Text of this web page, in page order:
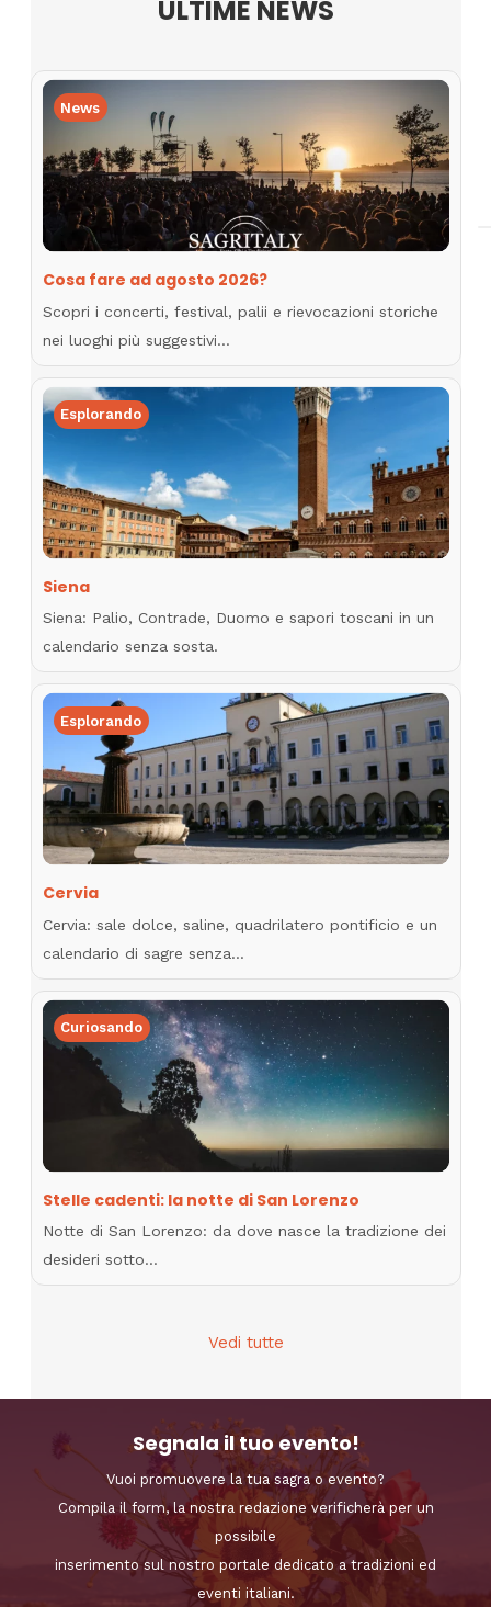
ULTIME NEWS
News
Cosa fare ad agosto 2026?
Scopri i concerti, festival, palii e rievocazioni storiche
nei luoghi più suggestivi…
Esplorando
Siena
Siena: Palio, Contrade, Duomo e sapori toscani in un
calendario senza sosta.
Esplorando
Cervia
Cervia: sale dolce, saline, quadrilatero pontificio e un
calendario di sagre senza…
Curiosando
Stelle cadenti: la notte di San Lorenzo
Notte di San Lorenzo: da dove nasce la tradizione dei
desideri sotto…
Vedi tutte
Segnala il tuo evento!
Vuoi promuovere la tua sagra o evento?
Compila il form, la nostra redazione verificherà per un
possibile
inserimento sul nostro portale dedicato a tradizioni ed
eventi italiani.